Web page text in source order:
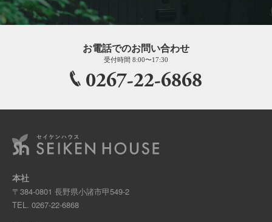
お電話でのお問い合わせ
受付時間 8:00〜17:30
0267-22-6868
本社
〒384-0801 長野県小諸市甲549-2
TEL. 0267-22-6868